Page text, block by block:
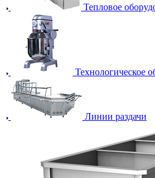
Тепловое
Технологическое
Линии раздачи